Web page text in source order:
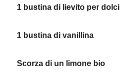
1 bustina di lievito per dolci
1 bustina di vanillina
Scorza di un limone bio